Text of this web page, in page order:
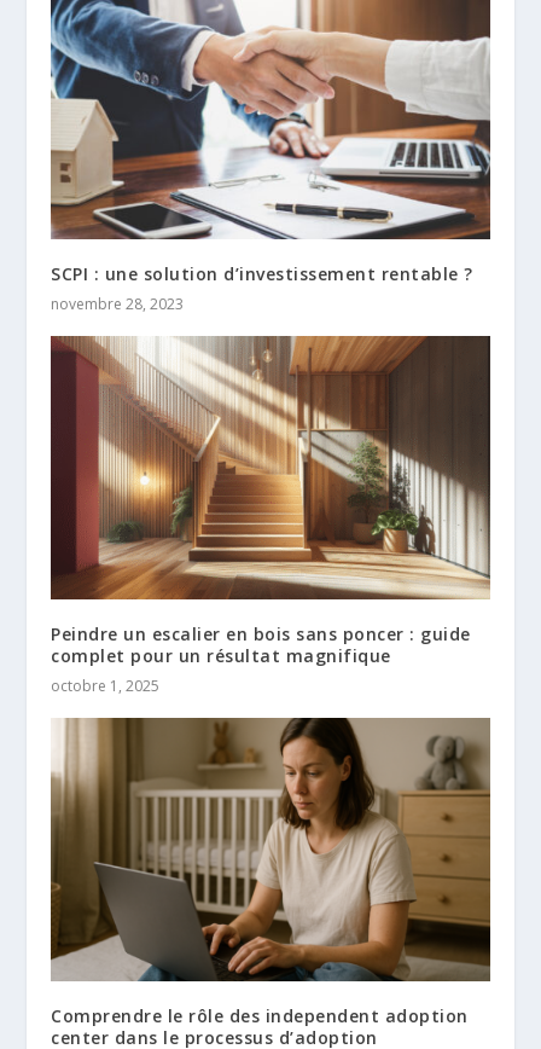
SCPI : une solution d’investissement rentable ?
novembre 28, 2023
Peindre un escalier en bois sans poncer : guide
complet pour un résultat magnifique
octobre 1, 2025
Comprendre le rôle des independent adoption
center dans le processus d’adoption